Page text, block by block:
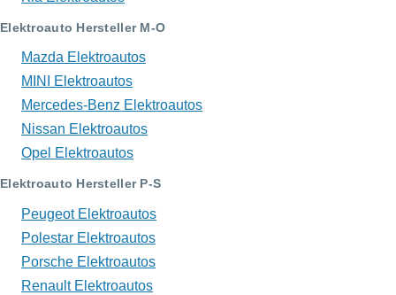
Elektroauto Hersteller M-O
Mazda Elektroautos
MINI Elektroautos
Mercedes-Benz Elektroautos
Nissan Elektroautos
Opel Elektroautos
Elektroauto Hersteller P-S
Peugeot Elektroautos
Polestar Elektroautos
Porsche Elektroautos
Renault Elektroautos